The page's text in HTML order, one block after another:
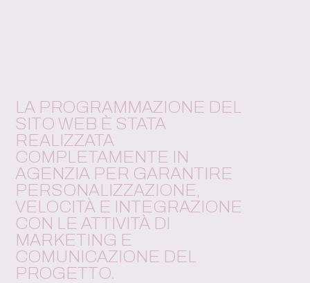
LA PROGRAMMAZIONE DEL
SITO WEB È STATA
REALIZZATA
COMPLETAMENTE IN
AGENZIA PER GARANTIRE
PERSONALIZZAZIONE,
VELOCITÀ E INTEGRAZIONE
CON LE ATTIVITÀ DI
MARKETING E
COMUNICAZIONE DEL
PROGETTO.